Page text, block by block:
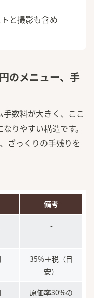
と撮影も含め
のメニュー、手
数料が大きく、ここ
りやすい構造です。
ざっくりの手残りを
備考
-
35%＋税（目
安）
原価率30%の